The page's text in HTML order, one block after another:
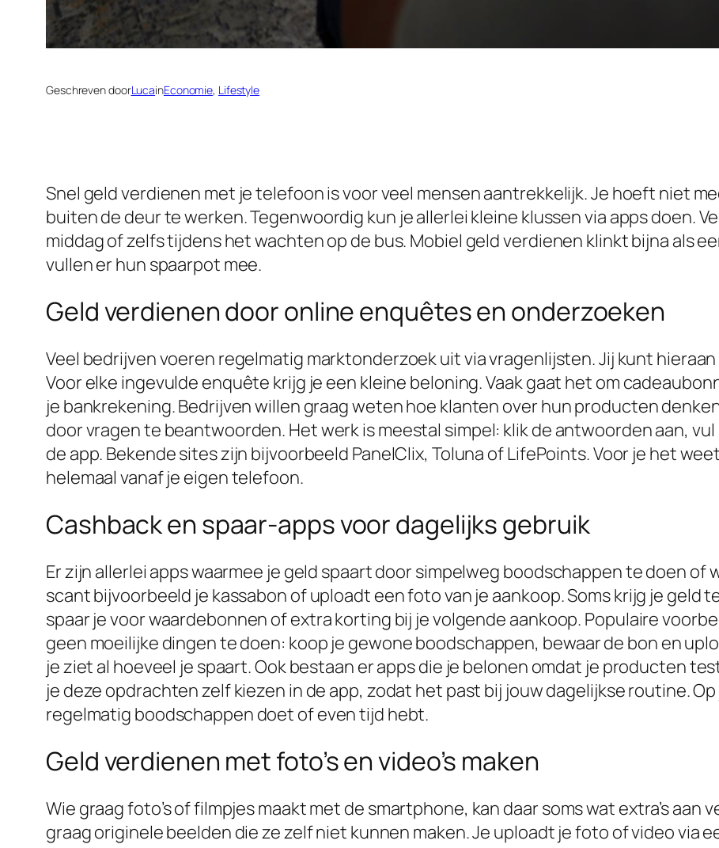
Geschreven doorLucainEconomie, Lifestyle
Snel geld verdienen met je telefoon is voor veel mensen aantrekkelijk. Je hoeft niet
buiten de deur te werken. Tegenwoordig kun je allerlei kleine klussen via apps doen.
middag of zelfs tijdens het wachten op de bus. Mobiel geld verdienen klinkt bijna als
vullen er hun spaarpot mee.
Geld verdienen door online enquêtes en onderzoeken
Veel bedrijven voeren regelmatig marktonderzoek uit via vragenlijsten. Jij kunt
Voor elke ingevulde enquête krijg je een kleine beloning. Vaak gaat het om
je bankrekening. Bedrijven willen graag weten hoe klanten over hun producten
door vragen te beantwoorden. Het werk is meestal simpel: klik de antwoorden aan,
de app. Bekende sites zijn bijvoorbeeld PanelClix, Toluna of LifePoints. Voor je het
helemaal vanaf je eigen telefoon.
Cashback en spaar-apps voor dagelijks gebruik
Er zijn allerlei apps waarmee je geld spaart door simpelweg boodschappen te doen
scant bijvoorbeeld je kassabon of uploadt een foto van je aankoop. Soms krijg je geld
spaar je voor waardebonnen of extra korting bij je volgende aankoop. Populaire
geen moeilijke dingen te doen: koop je gewone boodschappen, bewaar de bon en
je ziet al hoeveel je spaart. Ook bestaan er apps die je belonen omdat je producten
je deze opdrachten zelf kiezen in de app, zodat het past bij jouw dagelijkse routine.
regelmatig boodschappen doet of even tijd hebt.
Geld verdienen met foto’s en video’s maken
Wie graag foto’s of filmpjes maakt met de smartphone, kan daar soms wat extra’s
graag originele beelden die ze zelf niet kunnen maken. Je uploadt je foto of video via